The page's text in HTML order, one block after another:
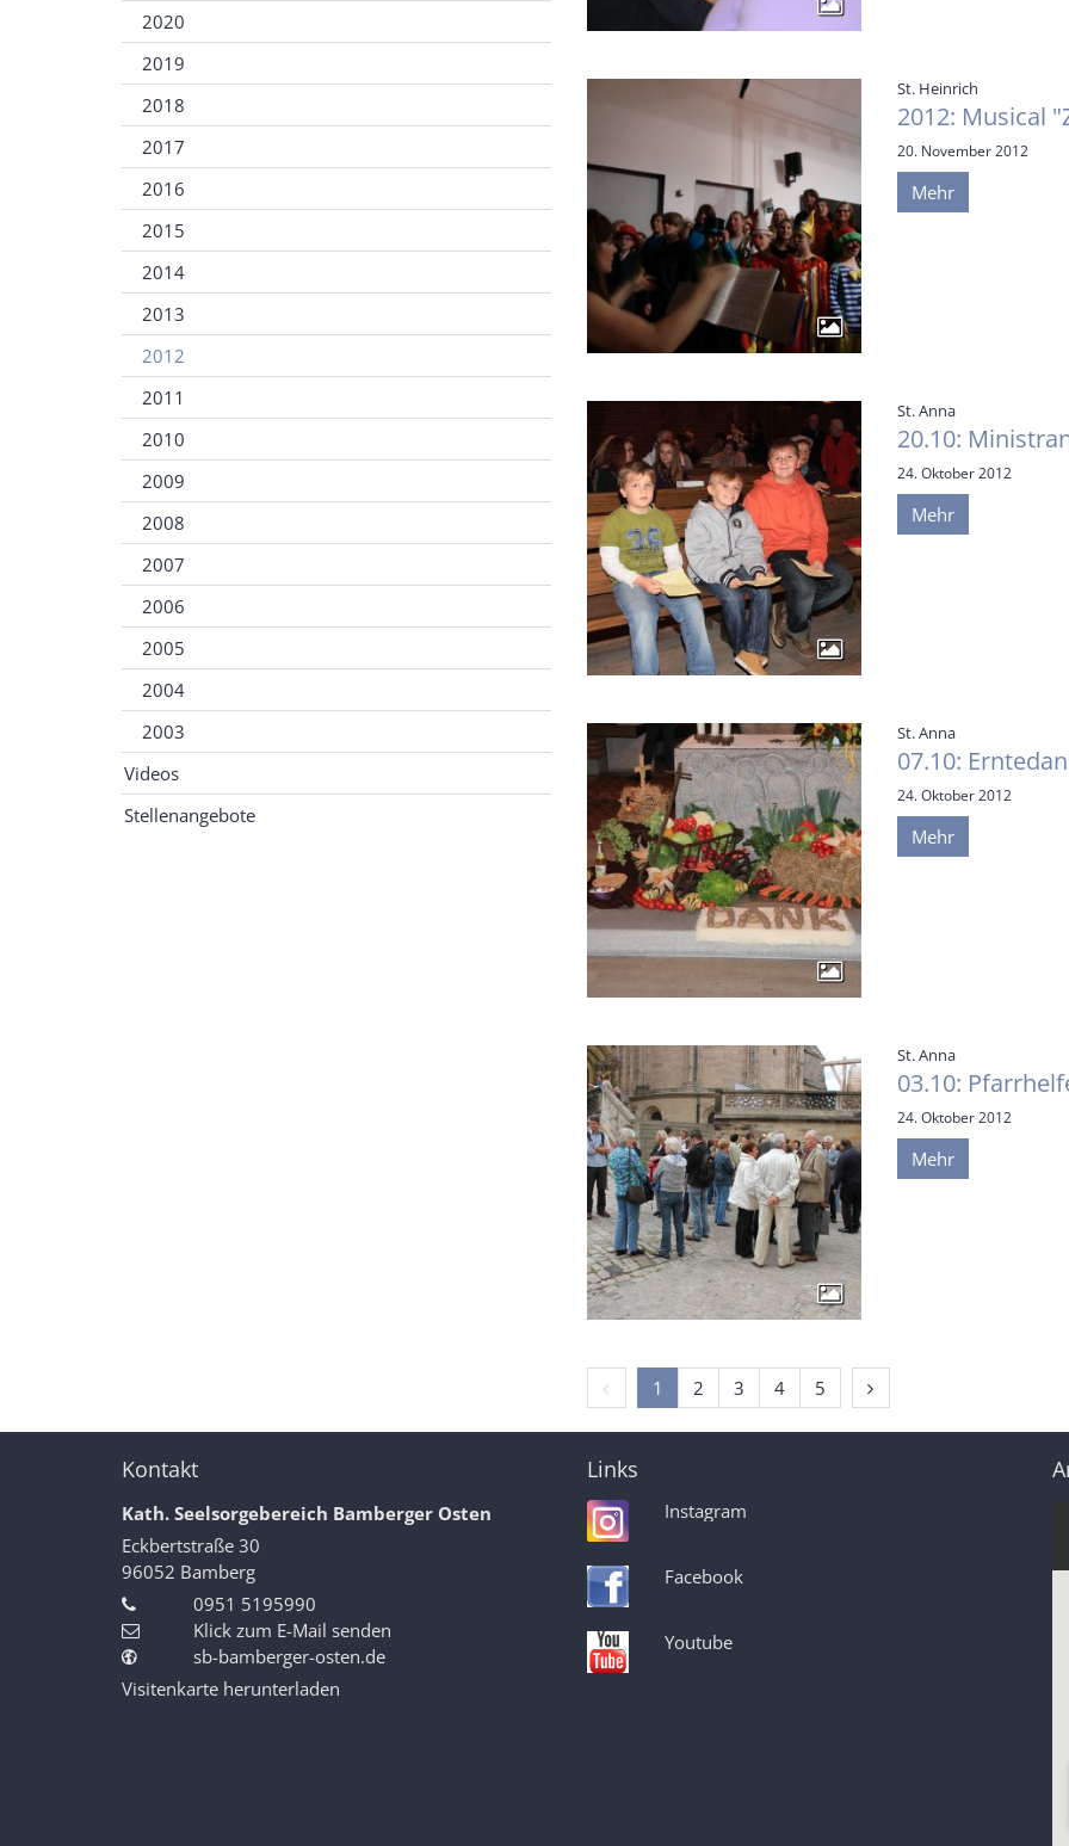
St. Heinrich
2012: Musical
20. November 2012
Mehr
St. Anna:
20.10:
24. Oktober 2012
Mehr
St. Anna:
07.10:
24. Oktober 2012
Mehr
St. Anna:
03.10:
24. Oktober 2012
Mehr
Vorherige Seite
1 2 3 4 5 Nächste Seite
2020
2019
2018
2017
2016
2015
2014
2013
2012
2011
2010
2009
2008
2007
2006
2005
2004
2003
Videos
Stellenangebote
Kontakt
Kath. Seelsorgebereich Bamberger Osten
Eckbertstraße 30
96052 Bamberg
0951 5195990
Klick zum E-Mail senden
sb-bamberger-osten.de
Visitenkarte herunterladen
Links
Instagram
Facebook
Youtube